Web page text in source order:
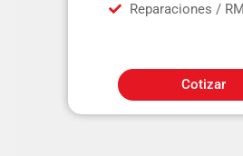
Reparaciones /
Cotizar